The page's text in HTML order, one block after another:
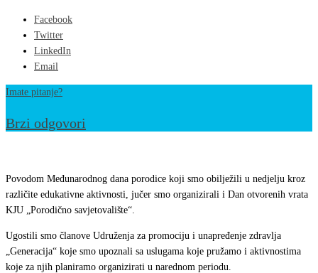
Facebook
Twitter
LinkedIn
Email
Imate pitanje?
Brzi odgovori
otvorenih
vrata
KJU
„Porodično
savjetovalište“￼
Povodom Međunarodnog dana porodice koji smo obilježili u nedjelju kroz
različite edukativne aktivnosti, jučer smo organizirali i Dan otvorenih vrata
KJU „Porodično savjetovalište“.
Ugostili smo članove Udruženja za promociju i unapređenje zdravlja
„Generacija“ koje smo upoznali sa uslugama koje pružamo i aktivnostima
koje za njih planiramo organizirati u narednom periodu.